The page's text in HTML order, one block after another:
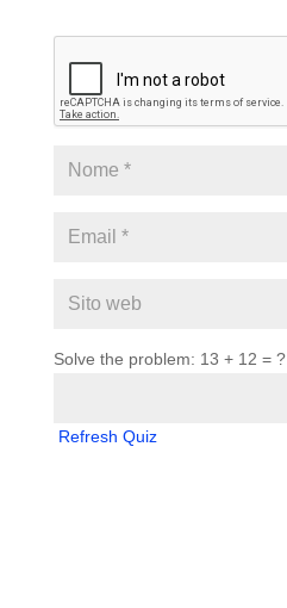
Solve the problem: 13 + 12 = ?
Refresh Quiz